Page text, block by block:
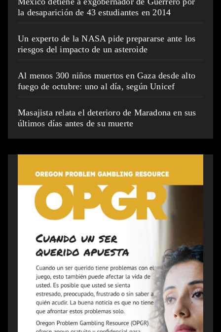
la desaparición de 43 estudiantes en 2014
Un experto de la NASA pide prepararse ante los
riesgos del impacto de un asteroide
Al menos 300 niños muertos en Gaza desde alto
fuego de octubre: uno al día, según Unicef
Masajista relata el deterioro de Maradona en sus
últimos días antes de su muerte